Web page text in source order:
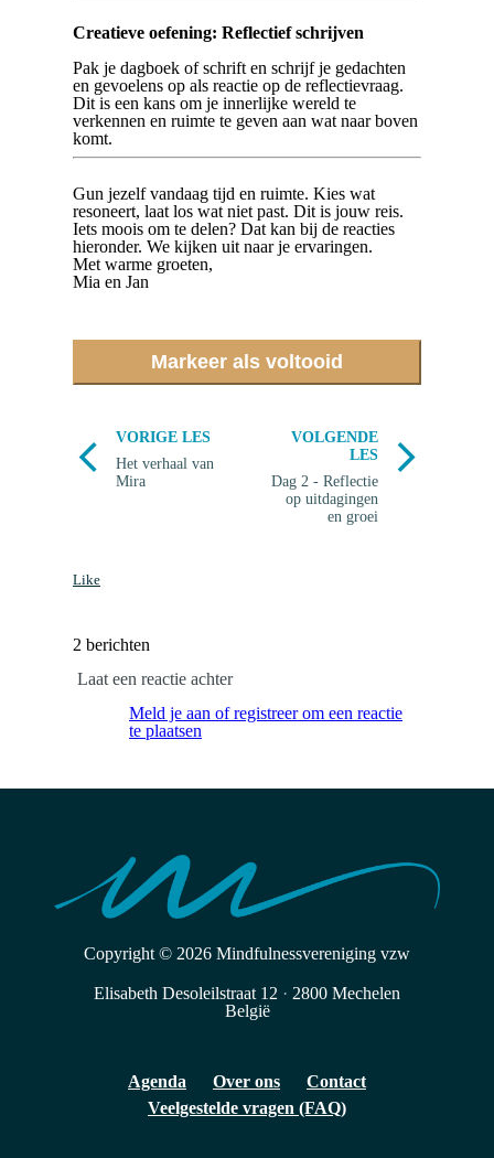
Creatieve oefening: Reflectief schrijven
Pak je dagboek of schrift en schrijf je gedachten
en gevoelens op als reactie op de reflectievraag.
Dit is een kans om je innerlijke wereld te
verkennen en ruimte te geven aan wat naar boven
komt.
Gun jezelf vandaag tijd en ruimte. Kies wat
resoneert, laat los wat niet past. Dit is jouw reis.
Iets moois om te delen? Dat kan bij de reacties
hieronder. We kijken uit naar je ervaringen.
Met warme groeten,
Mia en Jan
Markeer als voltooid
VORIGE LES
Het verhaal van
Mira
VOLGENDE
LES
Dag 2 - Reflectie
op uitdagingen
en groei
Like
2 berichten
Laat een reactie achter
Meld je aan of registreer om een ​​reactie
te plaatsen
Copyright © 2026 Mindfulnessvereniging vzw
Elisabeth Desoleilstraat 12 · 2800 Mechelen
België
Agenda Over ons
Contact
Veelgestelde vragen (FAQ)